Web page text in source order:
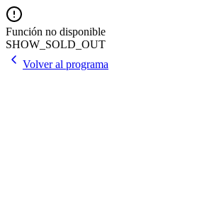
Función no disponible
SHOW_SOLD_OUT
Volver al programa